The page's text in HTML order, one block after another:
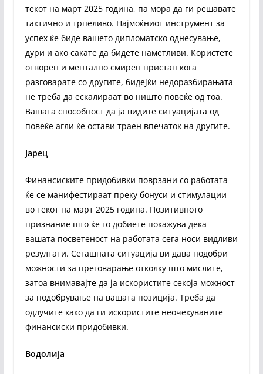
текот на март 2025 година, па мора да ги решавате
тактично и трпеливо. Најмоќниот инструмент за
успех ќе биде вашето дипломатско однесување,
дури и ако сакате да бидете наметливи. Користете
отворен и ментално смирен пристап кога
разговарате со другите, бидејќи недоразбирањата
не треба да ескалираат во ништо повеќе од тоа.
Вашата способност да ја видите ситуацијата од
повеќе агли ќе остави траен впечаток на другите.
Јарец
Финансиските придобивки поврзани со работата
ќе се манифестираат преку бонуси и стимулации
во текот на март 2025 година. Позитивното
признание што ќе го добиете покажува дека
вашата посветеност на работата сега носи видливи
резултати. Сегашната ситуација ви дава подобри
можности за преговарање отколку што мислите,
затоа внимавајте да ја искористите секоја можност
за подобрување на вашата позиција. Треба да
одлучите како да ги искористите неочекуваните
финансиски придобивки.
Водолија